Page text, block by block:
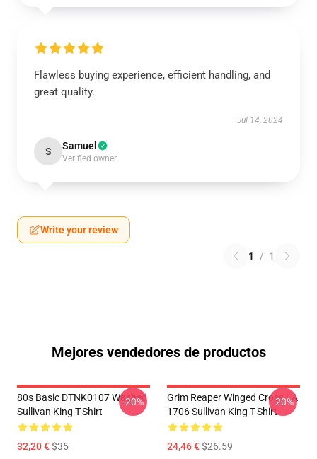
Flawless buying experience, efficient handling, and
great quality.
Jul 14, 2024
S Samuel
Verified owner
Write your review
1 / 1
Mejores vendedores de productos
80s Basic DTNK0107 Washed
Sullivan King T-Shirt
32,20 €$35
-20%
Grim Reaper Winged Cross LA
1706 Sullivan King T-Shirt
24,46 €$26.59
-20%